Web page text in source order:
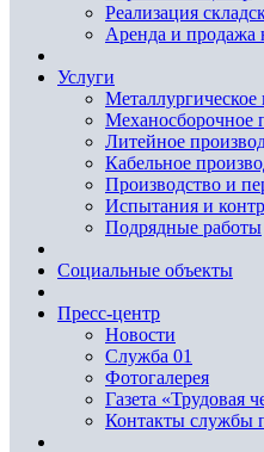
Реализация
Аренда и продажа
Услуги
Металлургическое
Механосборочное
Литейное
Кабельное
Производство и
Испытания и
Подрядные работы
Социальные объекты
Пресс-центр
Новости
Служба 01
Фотогалерея
Газета «Трудовая
Контакты службы